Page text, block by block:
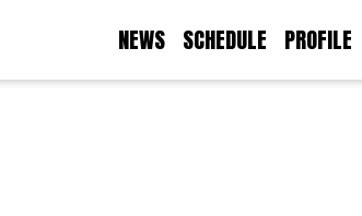
NEWS SCHEDULE PROFILE